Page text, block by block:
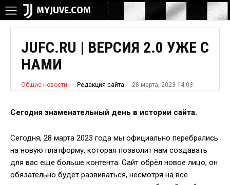
MYJUVE.COM
JUFC.RU | ВЕРСИЯ 2.0 УЖЕ С
НАМИ
Общие новости Редакция сайта 28 марта, 2023 14:03
Сегодня знаменательный день в истории сайта.
Сегодня, 28 марта 2023 года мы официально перебрались
на новую платформу, которая позволит нам создавать
для вас еще больше контента. Сайт обрёл новое лицо, он
обязательно будет развиваться, несмотря на все